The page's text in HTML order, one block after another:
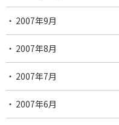
2007年9月
2007年8月
2007年7月
2007年6月